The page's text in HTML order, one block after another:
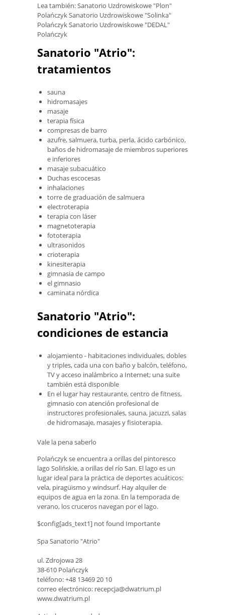
Lea también: Sanatorio Uzdrowiskowe "Plon"
Polańczyk Sanatorio Uzdrowiskowe "Solinka"
Polańczyk Sanatorio Uzdrowiskowe "DEDAL"
Polańczyk
Sanatorio "Atrio":
tratamientos
sauna
hidromasajes
masaje
terapia física
compresas de barro
azufre, salmuera, turba, perla, ácido carbónico,
baños de hidromasaje de miembros superiores
e inferiores
masaje subacuático
Duchas escocesas
inhalaciones
torre de graduación de salmuera
electroterapia
terapia con láser
magnetoterapia
fototerapia
ultrasonidos
crioterapia
kinesiterapia
gimnasia de campo
el gimnasio
caminata nórdica
Sanatorio "Atrio":
condiciones de estancia
alojamiento - habitaciones individuales, dobles
y triples, cada una con baño y balcón, teléfono,
TV y acceso inalámbrico a Internet; una suite
también está disponible
En el lugar hay restaurante, centro de fitness,
gimnasio con atención profesional de
instructores profesionales, sauna, jacuzzi, salas
de hidromasaje, masajes y fisioterapia.
Vale la pena saberlo
Polańczyk se encuentra a orillas del pintoresco
lago Solińskie, a orillas del río San. El lago es un
lugar ideal para la práctica de deportes acuáticos:
vela, piragüismo y windsurf. Hay alquiler de
equipos de agua en la zona. En la temporada de
verano, los cruceros navegan por el lago.
$config[ads_text1] not found Importante
Spa Sanatorio "Atrio"
ul. Zdrojowa 28
38-610 Polańczyk
teléfono: +48 13469 20 10
correo electrónico: recepcja@dwatrium.pl
www.dwatrium.pl